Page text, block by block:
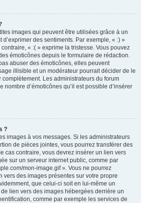
images qui peuvent être utilisées grâce à un
des sentiments. Par exemple, « :) »
« :( » exprime la tristesse. Vous pouvez
émoticônes depuis le formulaire de rédaction.
abuser des émoticônes, elles peuvent
illisible et un modérateur pourrait décider de le
Les administrateurs du forum
nombre d’émoticônes qu’il est possible d’insérer
?
images à vos messages. Si les administrateurs
de pièces jointes, vous pourrez transférer des
cas contraire, vous devrez insérer un lien vers
sur un serveur internet public, comme par
mon-image.gif ». Vous ne pourrez
vers des images présentes sur votre propre
que celui-ci soit en lui-même un
lien vers des images hébergées derrière un
comme par exemple les services de